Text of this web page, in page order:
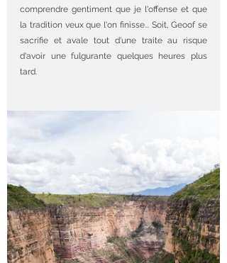
comprendre gentiment que je l'offense et que
la tradition veux que l'on finisse... Soit, Geoof se
sacrifie et avale tout d'une traite au risque
d'avoir une fulgurante quelques heures plus
tard.